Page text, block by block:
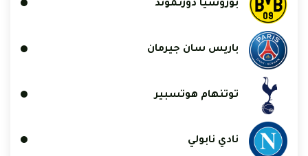
بوروسيا دورتموند
باريس سان جيرمان
توتنهام هوتسبير
نادي نابولي